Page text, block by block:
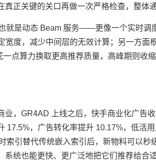
真正关键的关口再做一次严格检查，整体
是动态 Beam 服务——更像一个实时调
宽度，减少中间层的无效计算；另一方面
一点算力换取更高推荐质量，高峰期则收
业，GR4AD 上线之后，快手商业化广告
17.5%，广告转化率提升 10.17%，低活
索引替代传统嵌入索引后，新物料可以秒
系统也能更快、更广泛地把它们推荐给合